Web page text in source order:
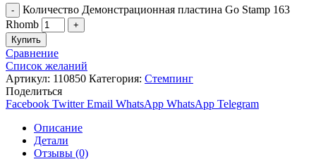
Количество Демонстрационная пластина Go Stamp 163
Rhomb
Купить
Сравнение
Список желаний
Артикул: 110850 Категория: Стемпинг
Поделиться
Facebook Twitter Email WhatsApp WhatsApp Telegram
Описание
Детали
Отзывы (0)